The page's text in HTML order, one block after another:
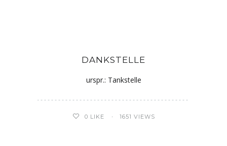
DANKSTELLE
urspr.: Tankstelle
0 LIKE 1651 VIEWS